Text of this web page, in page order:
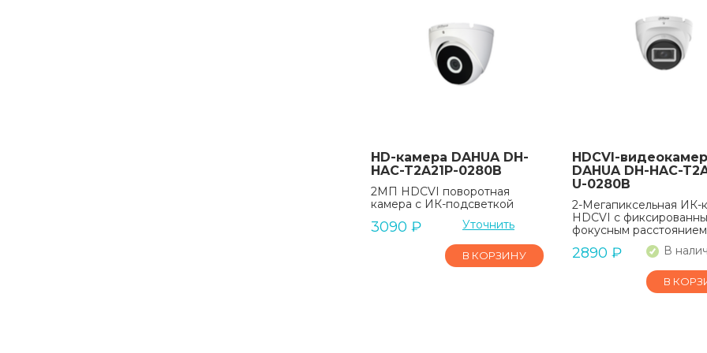
HD-камера DAHUA DH-
HAC-T2A21P-0280B
2MП HDCVI поворотная
камера с ИК-подсветкой
3090 ₽ Уточнить
В КОРЗИНУ
HDCVI-
DAHUA DH-HAC-
U-0280B
2-Мегапиксельная ИК-
HDCVI с
фокусным расстоянием
2890 ₽ В
В